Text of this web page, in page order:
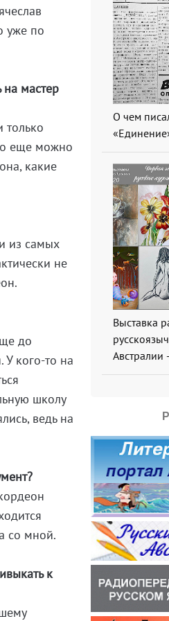
уже по
мастер
только
еще можно
какие
из самых
не
до
У кого-то на
школу
ведь на
со мной.
к
О чем
Выставка
Австралии